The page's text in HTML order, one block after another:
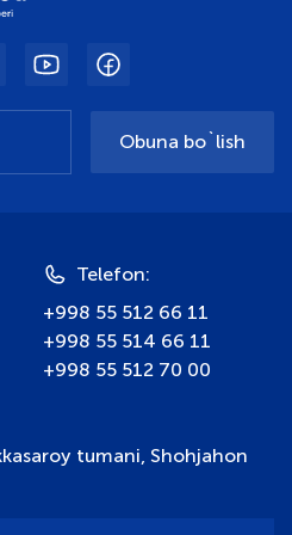
Obuna bo`lish
Telefon:
+998 55 512 66 11
+998 55 514 66 11
+998 55 512 70 00
tumani, Shohjahon